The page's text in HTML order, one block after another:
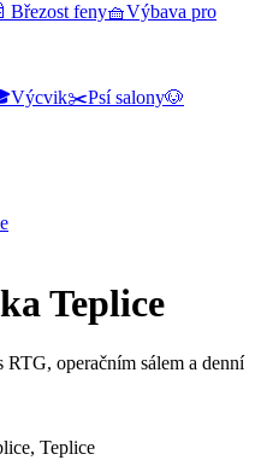
Březost feny🧺Výbava pro
Výcvik✂️Psí salony🐶
Teplice
operačním sálem a denní
, Teplice